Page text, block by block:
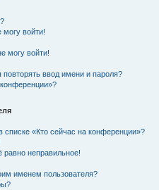
могу войти!
могу войти!
ввод имени и пароля?
списке «Кто сейчас на конференции»?
неправильное!
именем пользователя?